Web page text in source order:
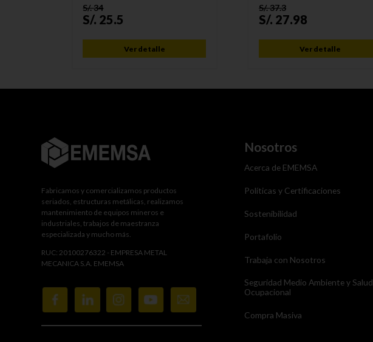
S/.34
S/. 25.5
Ver detalle
S/.37.3
S/. 27.98
Ver detalle
Fabricamos y comercializamos productos
seriados, estructuras metálicas, realizamos
mantenimiento de equipos mineros e
industriales, trabajos de maestranza
especializada y mucho más.
RUC: 20100276322 - EMPRESA METAL
MECANICA S.A. EMEMSA
Nosotros
Acerca de EMEMSA
Políticas y Certificaciones
Sostenibilidad
Portafolio
Trabaja con Nosotros
Seguridad Medio Ambiente y Salud
Ocupacional
Compra Masiva